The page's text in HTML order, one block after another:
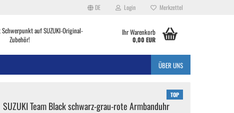
DE Login Merkzettel
auf SUZUKI-Original-
Zubehör!
Ihr Warenkorb
0,00 EUR
ÜBER UNS
TOP
SUZUKI Team Black schwarz-grau-rote Armbanduhr